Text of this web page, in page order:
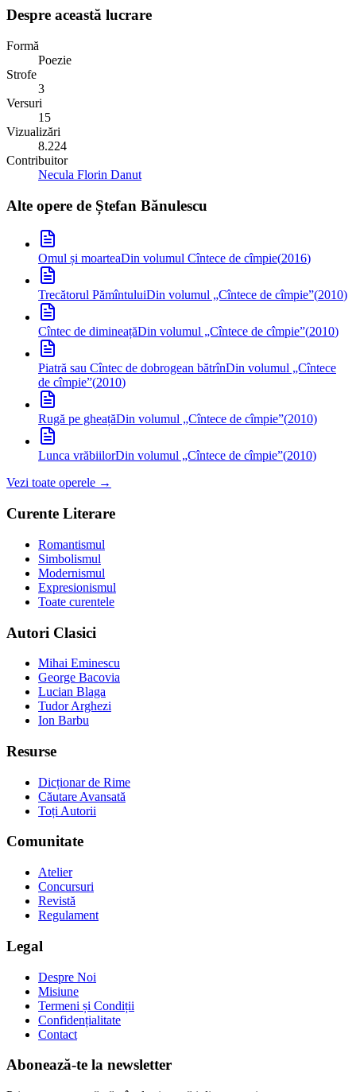
Despre această lucrare
Formă
Poezie
Strofe
3
Versuri
15
Vizualizări
8.224
Contribuitor
Necula Florin Danut
Alte opere de Ștefan Bănulescu
Omul și moarteaDin volumul Cîntece de cîmpie(2016)
Trecătorul PămîntuluiDin volumul „Cîntece de cîmpie”(2010)
Cîntec de dimineațăDin volumul „Cîntece de cîmpie”(2010)
Piatră sau Cîntec de dobrogean bătrînDin volumul „Cîntece
de cîmpie”(2010)
Rugă pe gheațăDin volumul „Cîntece de cîmpie”(2010)
Lunca vrăbiilorDin volumul „Cîntece de cîmpie”(2010)
Vezi toate operele →
Curente Literare
Romantismul
Simbolismul
Modernismul
Expresionismul
Toate curentele
Autori Clasici
Mihai Eminescu
George Bacovia
Lucian Blaga
Tudor Arghezi
Ion Barbu
Resurse
Dicționar de Rime
Căutare Avansată
Toți Autorii
Comunitate
Atelier
Concursuri
Revistă
Regulament
Legal
Despre Noi
Misiune
Termeni și Condiții
Confidențialitate
Contact
Abonează-te la newsletter